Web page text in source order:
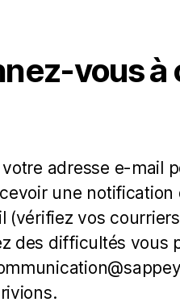
vous à
votre adresse e-mail
une
(vérifiez vos
des difficultés vous